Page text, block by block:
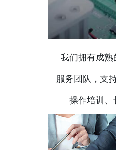
我们拥有成
服务团队，支
操作培训、